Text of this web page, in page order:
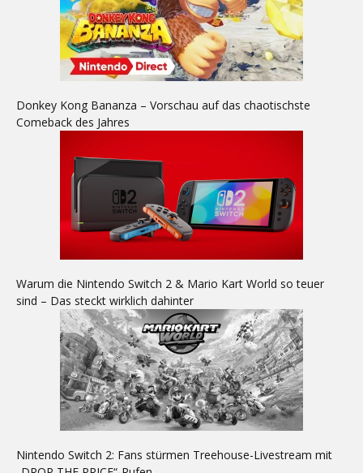
Donkey Kong Bananza – Vorschau auf das chaotischste
Comeback des Jahres
Warum die Nintendo Switch 2 & Mario Kart World so teuer
sind – Das steckt wirklich dahinter
Nintendo Switch 2: Fans stürmen Treehouse-Livestream mit